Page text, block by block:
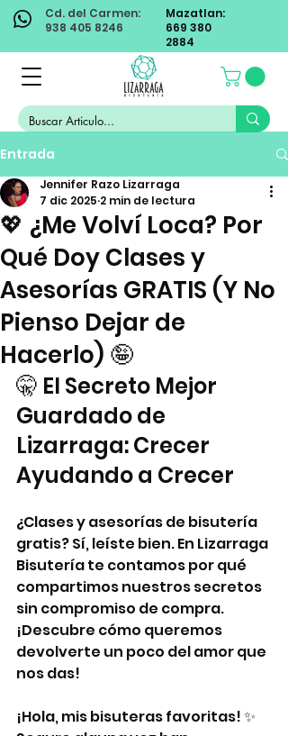
Cd. del Carmen:
938 405 8246
Mazatlan:
669 380
2884
Entrada
💖 ¿Me Volví Loca? Por
Qué Doy Clases y
Asesorías GRATIS (Y No
Pienso Dejar de
Hacerlo) 🤪
Jennifer Razo Lizarraga
7 dic 2025 2 min de lectura
🤫 El Secreto Mejor
Guardado de
Lizarraga: Crecer
Ayudando a Crecer
¿Clases y asesorías de bisutería
gratis? Sí, leíste bien. En Lizarraga
Bisutería te contamos por qué
compartimos nuestros secretos
sin compromiso de compra.
¡Descubre cómo queremos
devolverte un poco del amor que
nos das!
¡Hola, mis bisuteras favoritas! ✨